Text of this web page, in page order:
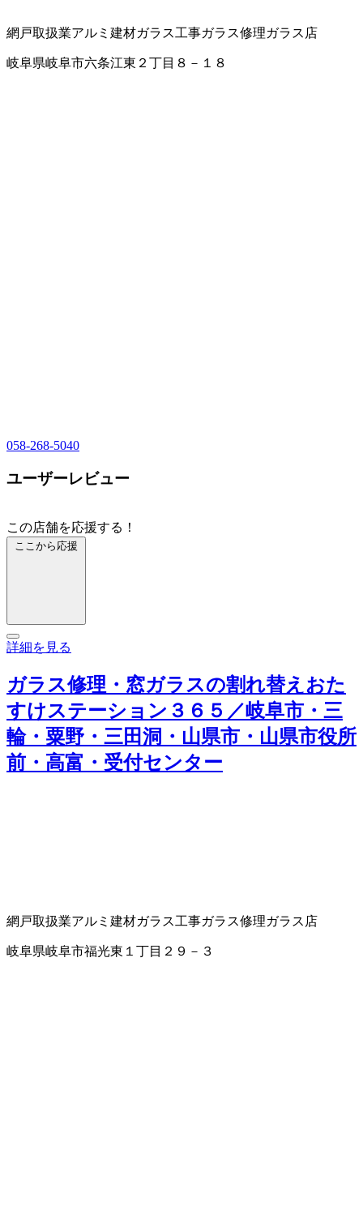
網戸取扱業アルミ建材ガラス工事ガラス修理ガラス店
岐阜県岐阜市六条江東２丁目８－１８
058-268-5040
ユーザーレビュー
この店舗を応援する！
ここから応援
詳細を見る
ガラス修理・窓ガラスの割れ替えおた
すけステーション３６５／岐阜市・三
輪・粟野・三田洞・山県市・山県市役所
前・高富・受付センター
網戸取扱業アルミ建材ガラス工事ガラス修理ガラス店
岐阜県岐阜市福光東１丁目２９－３